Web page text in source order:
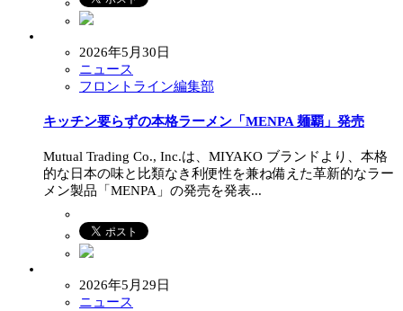
2026年5月30日
ニュース
フロントライン編集部
キッチン要らずの本格ラーメン「MENPA 麺覇」発売
Mutual Trading Co., Inc.は、MIYAKO ブランドより、本格
的な日本の味と比類なき利便性を兼ね備えた革新的なラー
メン製品「MENPA」の発売を発表...
2026年5月29日
ニュース